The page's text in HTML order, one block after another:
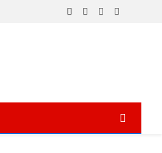
Facebook
X
InstagramWhatsApp